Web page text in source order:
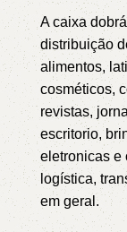
A caixa
distribuição
alimentos,
cosméticos,
revistas,
escritorio,
eletronicas e
logística,
em geral.